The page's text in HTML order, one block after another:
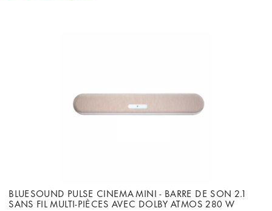
BLUESOUND PULSE CINEMA MINI - BARRE DE SON 2.1
SANS FIL MULTI-PIÈCES AVEC DOLBY ATMOS 280 W